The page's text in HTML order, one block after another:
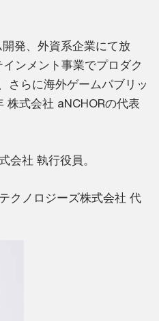
発、外資系企業にて放
ンメント事業でプロダク
さらに海外ゲームパブリッ
株式会社 aNCHORの代表
会社 執行役員。
クノロジーズ株式会社 代